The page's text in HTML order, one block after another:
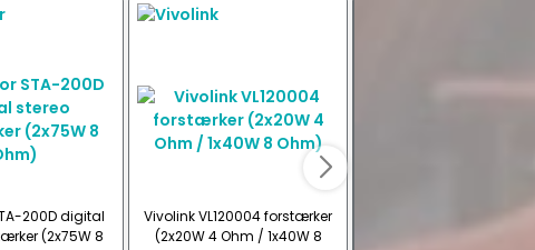
200D digital
(2x75W 8
Vivolink VL120004 forstærker
(2x20W 4 Ohm / 1x40W 8
DIN Højttalerstik, han